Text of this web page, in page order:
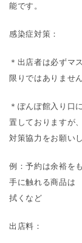
能です。
感染症対策：
＊出店者は必ずマ
限りではありませ
＊ぽんぽ館入り口
置しております
対策協力をお願い
例：予約は余裕を
手に触れる商品
拭くなど
出店料：